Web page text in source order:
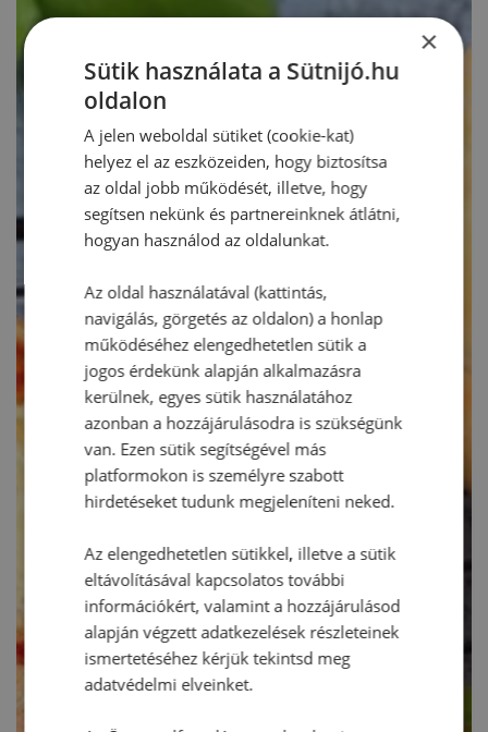
×
Sütik használata a Sütnijó.hu
oldalon
A jelen weboldal sütiket (cookie-kat)
helyez el az eszközeiden, hogy biztosítsa
az oldal jobb működését, illetve, hogy
segítsen nekünk és partnereinknek átlátni,
hogyan használod az oldalunkat.
Az oldal használatával (kattintás,
navigálás, görgetés az oldalon) a honlap
működéséhez elengedhetetlen sütik a
jogos érdekünk alapján alkalmazásra
kerülnek, egyes sütik használatához
azonban a hozzájárulásodra is szükségünk
van. Ezen sütik segítségével más
platformokon is személyre szabott
hirdetéseket tudunk megjeleníteni neked.
Az elengedhetetlen sütikkel, illetve a sütik
eltávolításával kapcsolatos további
információkért, valamint a hozzájárulásod
alapján végzett adatkezelések részleteinek
ismertetéséhez kérjük tekintsd meg
adatvédelmi elveinket.